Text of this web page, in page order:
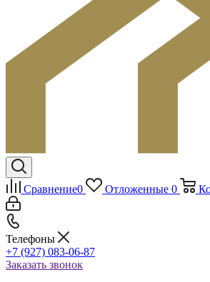
Сравнение0 Отложенные 0
Телефоны
+7 (927) 083-06-87
Заказать звонок